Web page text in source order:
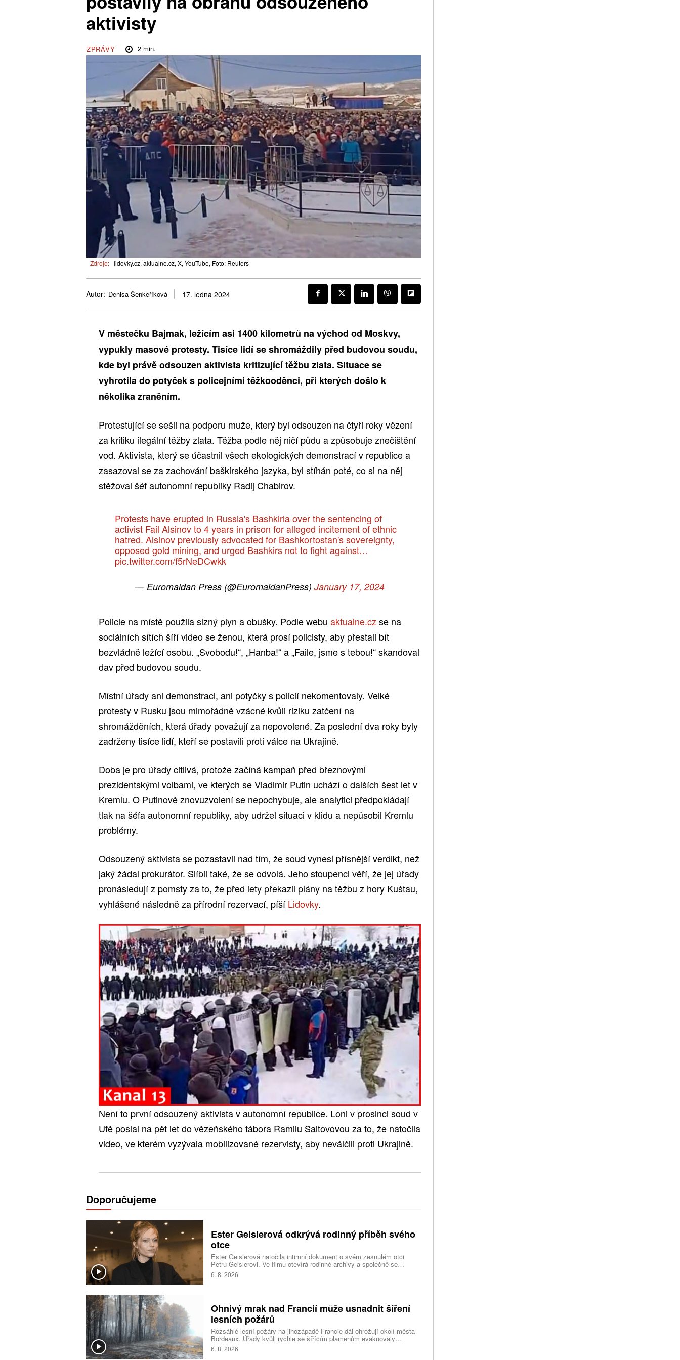
aktivisty
ZPRÁVY 2 min.
Zdroje: lidovky.cz, aktualne.cz, X, YouTube, Foto: Reuters
Autor: Denisa Šenkeříková 17. ledna 2024
V městečku Bajmak, ležícím asi 1400 kilometrů na východ od Moskvy,
vypukly masové protesty. Tisíce lidí se shromáždily před budovou soudu,
kde byl právě odsouzen aktivista kritizující těžbu zlata. Situace se
vyhrotila do potyček s policejními těžkooděnci, při kterých došlo k
několika zraněním.
Protestující se sešli na podporu muže, který byl odsouzen na čtyři roky vězení
za kritiku ilegální těžby zlata. Těžba podle něj ničí půdu a způsobuje znečištění
vod. Aktivista, který se účastnil všech ekologických demonstrací v republice a
zasazoval se za zachování baškirského jazyka, byl stíhán poté, co si na něj
stěžoval šéf autonomní republiky Radij Chabirov.
Protests have erupted in Russia's Bashkiria over the sentencing of
activist Fail Alsinov to 4 years in prison for alleged incitement of ethnic
hatred. Alsinov previously advocated for Bashkortostan's sovereignty,
opposed gold mining, and urged Bashkirs not to fight against…
pic.twitter.com/f5rNeDCwkk
— Euromaidan Press (@EuromaidanPress)January 17, 2024
Policie na místě použila slzný plyn a obušky. Podle webu aktualne.cz se na
sociálních sítích šíří video se ženou, která prosí policisty, aby přestali bít
bezvládně ležící osobu. „Svobodu!“, „Hanba!“ a „Faile, jsme s tebou!“ skandoval
dav před budovou soudu.
Místní úřady ani demonstraci, ani potyčky s policií nekomentovaly. Velké
protesty v Rusku jsou mimořádně vzácné kvůli riziku zatčení na
shromážděních, která úřady považují za nepovolené. Za poslední dva roky byly
zadrženy tisíce lidí, kteří se postavili proti válce na Ukrajině.
Doba je pro úřady citlivá, protože začíná kampaň před březnovými
prezidentskými volbami, ve kterých se Vladimir Putin uchází o dalších šest let v
Kremlu. O Putinově znovuzvolení se nepochybuje, ale analytici předpokládají
tlak na šéfa autonomní republiky, aby udržel situaci v klidu a nepůsobil Kremlu
problémy.
Odsouzený aktivista se pozastavil nad tím, že soud vynesl přísnější verdikt, než
jaký žádal prokurátor. Slíbil také, že se odvolá. Jeho stoupenci věří, že jej úřady
pronásledují z pomsty za to, že před lety překazil plány na těžbu z hory Kuštau,
vyhlášené následně za přírodní rezervací, píšíLidovky.
Není to první odsouzený aktivista v autonomní republice. Loni v prosinci soud v
Ufě poslal na pět let do vězeňského tábora Ramilu Saitovovou za to, že natočila
video, ve kterém vyzývala mobilizované rezervisty, aby neválčili proti Ukrajině.
Doporučujeme
Ester Geislerová odkrývá rodinný příběh svého
otce
Ester Geislerová natočila intimní dokument o svém zesnulém otci
Petru Geislerovi. Ve filmu otevírá rodinné archivy a společně se
sestrou Aňou skládá portrét talentovaného muže, který měl v sobě
vřelost i temnější stránku.
6. 8. 2026
Ohnivý mrak nad Francií může usnadnit šíření
lesních požárů
Rozsáhlé lesní požáry na jihozápadě Francie dál ohrožují okolí města
Bordeaux. Úřady kvůli rychle se šířícím plamenům evakuovaly
desetitisíce lidí a nevylučují ani další rozšiřování bezpečnostních
opatření. Hasiči zároveň čelí neobvyklému jevu, který podle nich
6. 8. 2026